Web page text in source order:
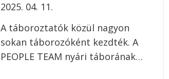
2025. 04. 11.
A táboroztatók közül nagyon
sokan táborozóként kezdték. A
PEOPLE TEAM nyári táborának…